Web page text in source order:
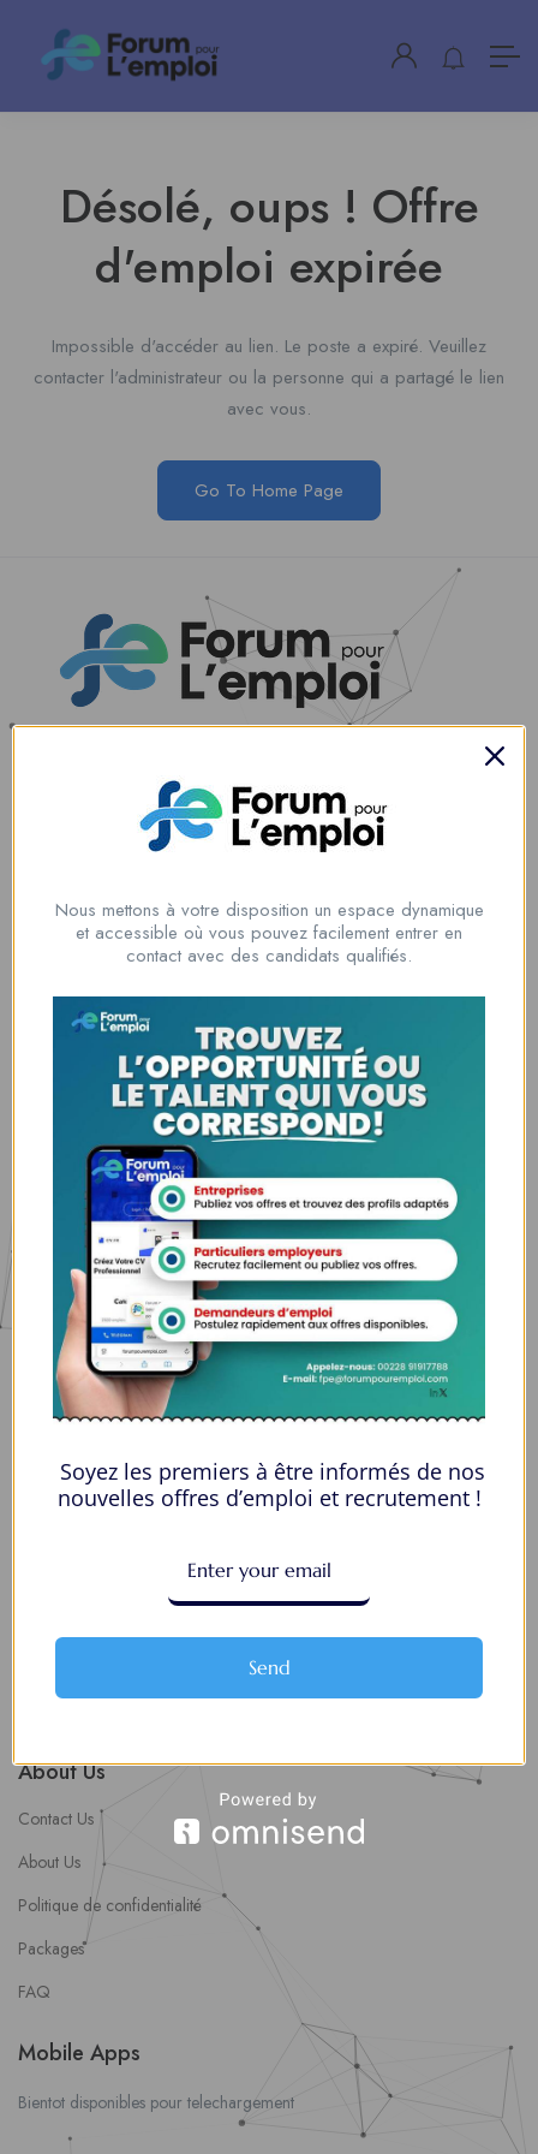
Désolé, oups ! Offre
d'emploi expirée
Impossible d'accéder au lien. Le poste a expiré. Veuillez
contacter l'administrateur ou la personne qui a partagé le lien
avec vous.
Go To Home Page
00228 91917788
la solution idéale pour tous ceux qui cherchent à se connecter au
opportunité professionnelle ou que vous souhaitiez recruter les meilleurs
Lome, Togo
fpe@forumpouremploi.com / 0022891917788
Espaces Candidats
Parcourir les Candidats
Tableau de Bord
Alertes d’Emploi
Mes Favoris
Postuler en ligne : 5 erreurs courantes à éviter pour maximiser vos
chances
8 Décisions Importantes Pour Ne Pas Vivre Avec Des Regrets
Espace Employeurs
About Us
Contact Us
About Us
Politique de confidentialité
Packages
FAQ
Mobile Apps
Bientot disponibles pour telechargement
Nous mettons à votre disposition un espace dynamique
et accessible où vous pouvez facilement entrer en
contact avec des candidats qualifiés.
Soyez les premiers à être informés de nos
nouvelles offres d’emploi et recrutement !
Send